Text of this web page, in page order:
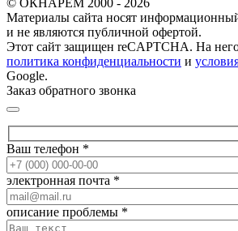
© ОКНАРЕМ 2000 - 2026
Материалы сайта носят
и не являются публичной офертой.
Этот сайт защищен reCAPTCHA. На
политика конфиденциальности и
Google.
Заказ обратного звонка
Ваш телефон *
электронная почта *
описание проблемы *